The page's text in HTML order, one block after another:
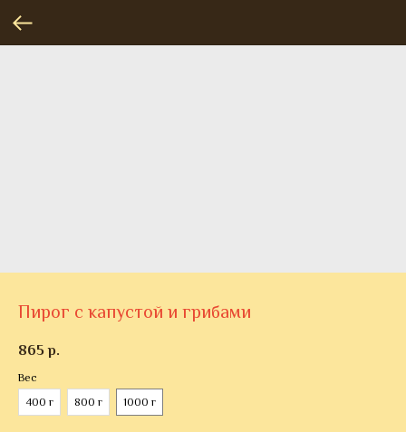
Пирог с капустой и грибами
865 р.
Вес
400 г
800 г 1000 г